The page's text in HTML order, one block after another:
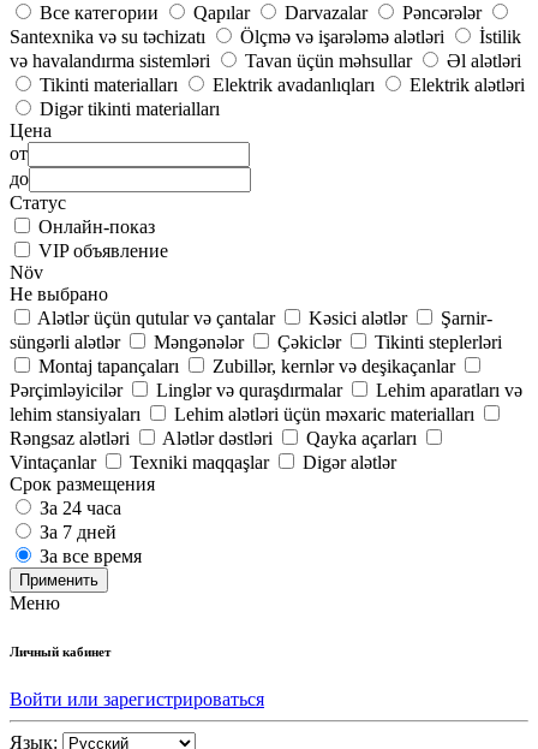
Все категории
Qapılar Darvazalar
Pəncərələr
Santexnika və su təchizatı
Ölçmə və işarələmə alətləri
İstilik
və havalandırma sistemləri
Tavan üçün məhsullar
Əl alətləri
Tikinti materialları
Elektrik avadanlıqları
Elektrik alətləri
Digər tikinti materialları
Цена
от
до
Статус
Онлайн-показ
VIP объявление
Növ
Не выбрано
Alətlər üçün qutular və çantalar
Kəsici alətlər
Şarnir-
süngərli alətlər
Məngənələr Çəkiclər
Tikinti steplerləri
Montaj tapançaları
Zubillər, kernlər və deşikaçanlar
Pərçimləyicilər
Linglər və quraşdırmalar
Lehim aparatları və
lehim stansiyaları
Lehim alətləri üçün məxaric materialları
Rəngsaz alətləri
Alətlər dəstləri
Qayka açarları
Vintaçanlar
Texniki maqqaşlar
Digər alətlər
Срок размещения
За 24 часа
За 7 дней
За все время
Применить
Меню
Личный кабинет
Войти или зарегистрироваться
Язык: